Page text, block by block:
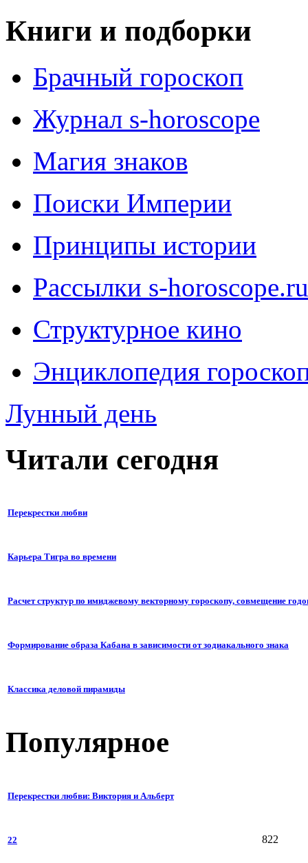
Книги и подборки
Брачный гороскоп
Журнал s-horoscope
Магия знаков
Поиски Империи
Принципы истории
Рассылки s-horoscope.ru
Структурное кино
Энциклопедия
Лунный день
Читали сегодня
Перекрестки любви
Карьера Тигра во времени
Расчет структур по имиджевому векторному гороскопу, совмещение
Формирование образа Кабана в зависимости от зодиакального знака
Классика деловой пирамиды
Популярное
Перекрестки любви: Виктория и Альберт
22 822